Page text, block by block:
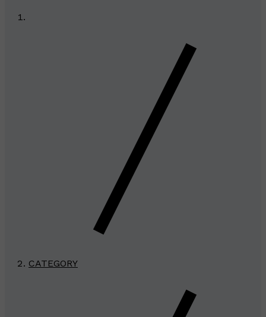
CATEGORY